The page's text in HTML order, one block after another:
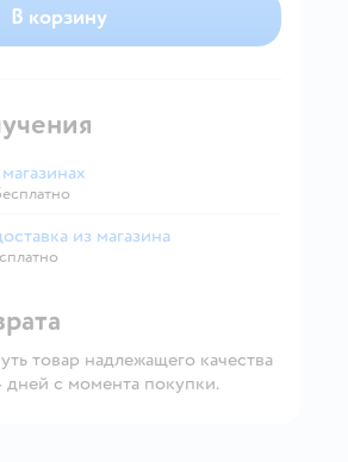
В корзину
доставки.
из магазина
товар надлежащего качества
дней с момента покупки.